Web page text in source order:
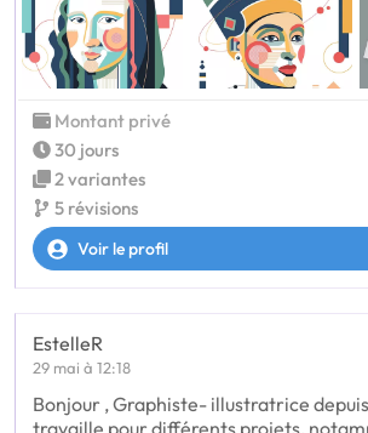
Montant privé
30 jours
2 variantes
5 révisions
Voir le profil
EstelleR
29 mai à 12:18
Bonjour , Graphiste- illustratrice depuis